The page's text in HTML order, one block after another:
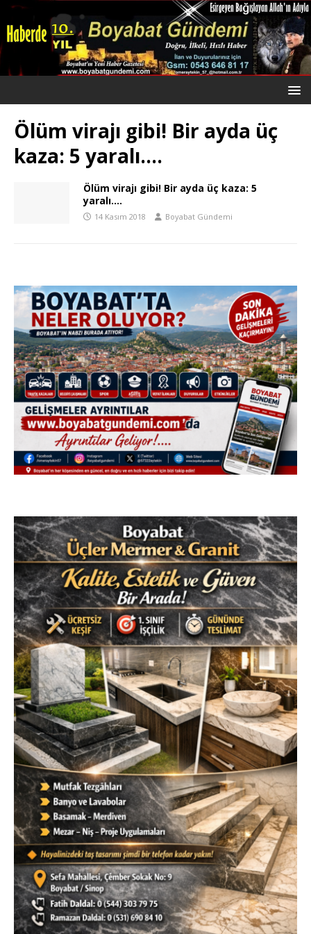
Ölüm virajı gibi! Bir ayda üç
kaza: 5 yaralı….
Ölüm virajı gibi! Bir ayda üç kaza: 5
yaralı….
14 Kasım 2018 Boyabat Gündemi